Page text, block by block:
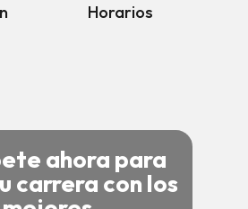
Horarios
ahora para
carrera con los